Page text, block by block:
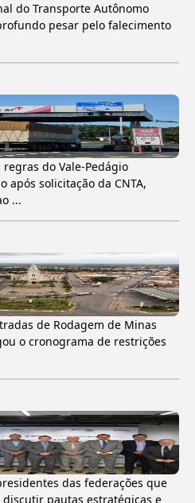
do Transporte Autônomo
pesar pelo falecimento
do Vale-Pedágio
após solicitação da CNTA,
...
de Rodagem de Minas
o cronograma de restrições
das federações que
discutir pautas estratégicas e